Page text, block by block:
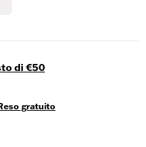
di €50
gratuito